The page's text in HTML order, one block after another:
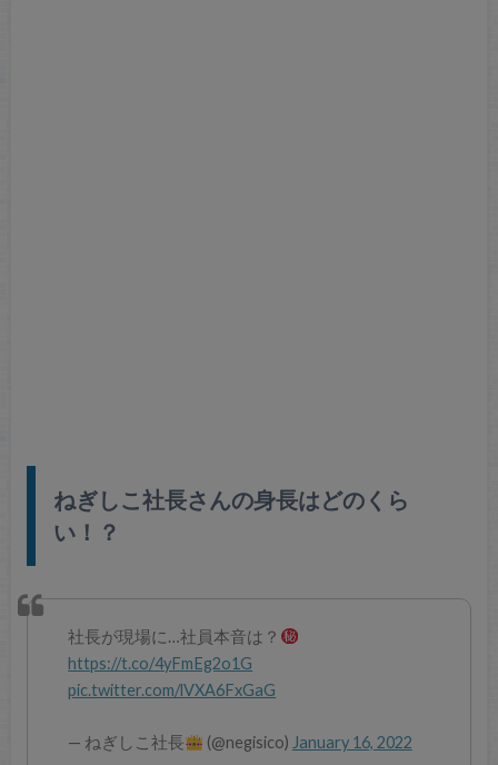
ねぎしこ社長さんの身長はどのくら
い！？
社長が現場に…社員本音は？
https://t.co/4yFmEg2o1G
pic.twitter.com/lVXA6FxGaG
— ねぎしこ社長 (@negisico) January 16, 2022